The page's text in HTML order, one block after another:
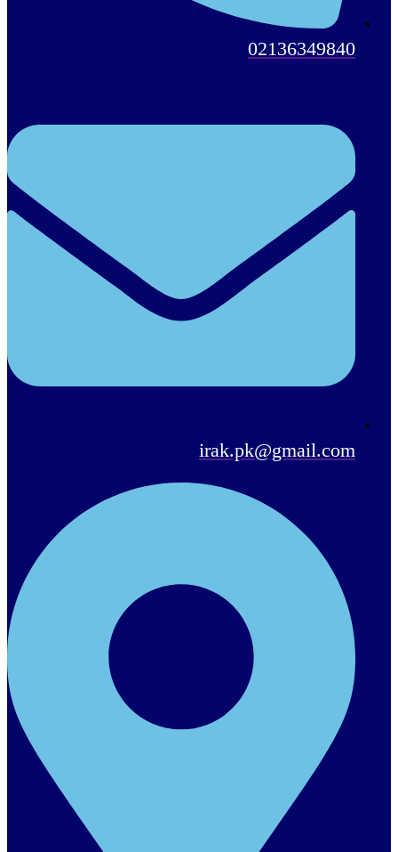
02136349840
irak.pk@gmail.com